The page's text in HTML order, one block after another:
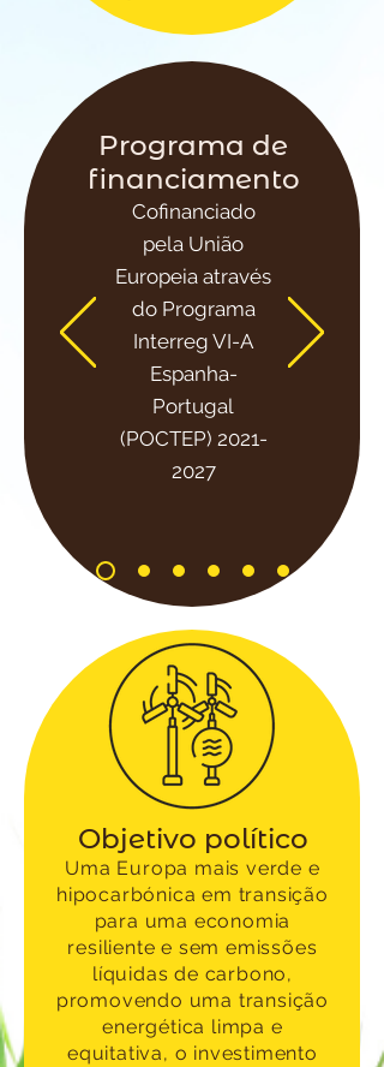
Programa de
financiamento
Cofinanciado
pela União
Europeia através
do Programa
Interreg VI-A
Espanha-
Portugal
(POCTEP) 2021-
2027
Objetivo político
Uma Europa mais verde e
hipocarbónica em transição
para uma economia
resiliente e sem emissões
líquidas de carbono,
promovendo uma transição
energética limpa e
equitativa, o investimento